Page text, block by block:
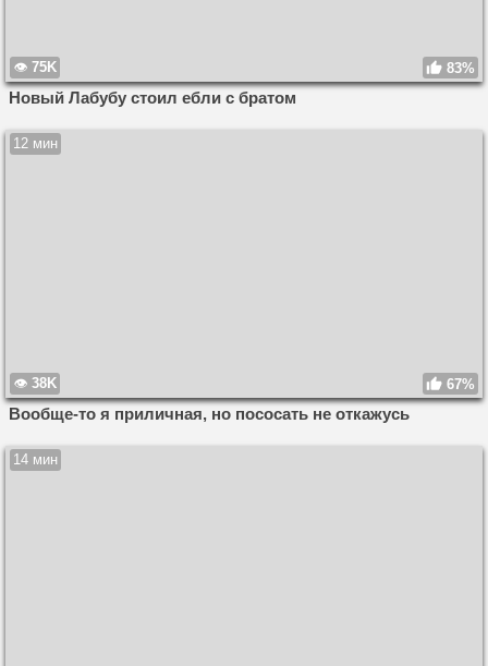
75K 83%
Новый Лабубу стоил ебли с братом
12 мин
38K 67%
Вообще-то я приличная, но пососать не откажусь
14 мин